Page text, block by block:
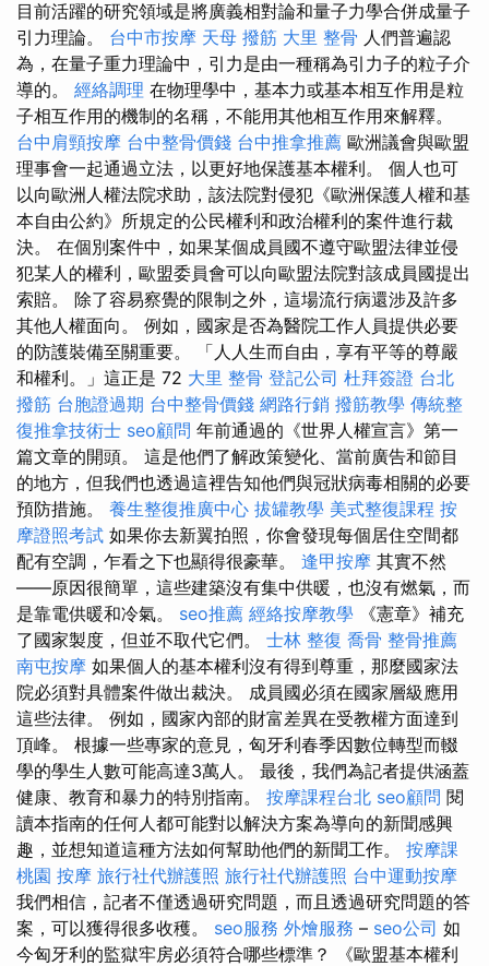
目前活躍的研究領域是將廣義相對論和量子力學合併成量子
引力理論。 台中市按摩 天母 撥筋 大里 整骨 人們普遍認
為，在量子重力理論中，引力是由一種稱為引力子的粒子介
導的。 經絡調理 在物理學中，基本力或基本相互作用是粒
子相互作用的機制的名稱，不能用其他相互作用來解釋。
台中肩頸按摩 台中整骨價錢 台中推拿推薦 歐洲議會與歐盟
理事會一起通過立法，以更好地保護基本權利。 個人也可
以向歐洲人權法院求助，該法院對侵犯《歐洲保護人權和基
本自由公約》所規定的公民權利和政治權利的案件進行裁
決。 在個別案件中，如果某個成員國不遵守歐盟法律並侵
犯某人的權利，歐盟委員會可以向歐盟法院對該成員國提出
索賠。 除了容易察覺的限制之外，這場流行病還涉及許多
其他人權面向。 例如，國家是否為醫院工作人員提供必要
的防護裝備至關重要。 「人人生而自由，享有平等的尊嚴
和權利。」這正是 72 大里 整骨 登記公司 杜拜簽證 台北
撥筋 台胞證過期 台中整骨價錢 網路行銷 撥筋教學 傳統整
復推拿技術士 seo顧問 年前通過的《世界人權宣言》第一
篇文章的開頭。 這是他們了解政策變化、當前廣告和節目
的地方，但我們也透過這裡告知他們與冠狀病毒相關的必要
預防措施。 養生整復推廣中心 拔罐教學 美式整復課程 按
摩證照考試 如果你去新翼拍照，你會發現每個居住空間都
配有空調，乍看之下也顯得很豪華。 逢甲按摩 其實不然
——原因很簡單，這些建築沒有集中供暖，也沒有燃氣，而
是靠電供暖和冷氣。 seo推薦 經絡按摩教學 《憲章》補充
了國家製度，但並不取代它們。 士林 整復 喬骨 整骨推薦
南屯按摩 如果個人的基本權利沒有得到尊重，那麼國家法
院必須對具體案件做出裁決。 成員國必須在國家層級應用
這些法律。 例如，國家內部的財富差異在受教權方面達到
頂峰。 根據一些專家的意見，匈牙利春季因數位轉型而輟
學的學生人數可能高達3萬人。 最後，我們為記者提供涵蓋
健康、教育和暴力的特別指南。 按摩課程台北 seo顧問 閱
讀本指南的任何人都可能對以解決方案為導向的新聞感興
趣，並想知道這種方法如何幫助他們的新聞工作。 按摩課
桃園 按摩 旅行社代辦護照 旅行社代辦護照 台中運動按摩
我們相信，記者不僅透過研究問題，而且透過研究問題的答
案，可以獲得很多收穫。 seo服務 外燴服務 – seo公司 如
今匈牙利的監獄牢房必須符合哪些標準？ 《歐盟基本權利